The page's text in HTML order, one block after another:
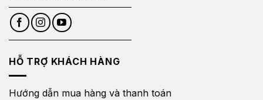
HỖ TRỢ KHÁCH HÀNG
Hướng dẫn mua hàng và thanh toán